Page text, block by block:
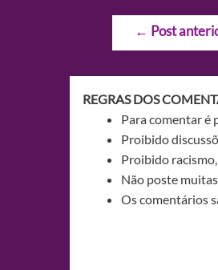
Navegação
← Post
REGRAS DOS
Para comentar é
Proibido
Proibido
Não poste
Os comentários